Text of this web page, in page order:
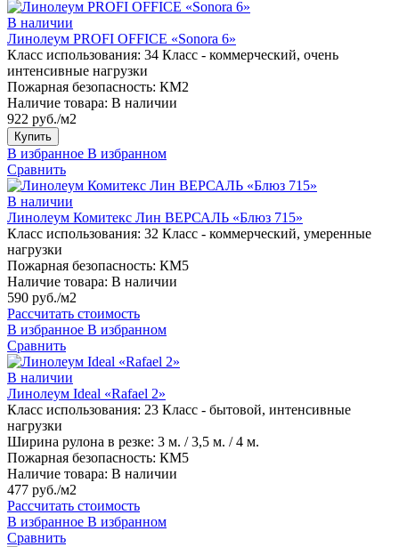
В наличии
Линолеум PROFI OFFICE «Sonora 6»
Класс использования: 34 Класс - коммерческий, очень
интенсивные нагрузки
Пожарная безопасность: КМ2
Наличие товара: В наличии
922 руб./м2
Купить
В избранное В избранном
Сравнить
В наличии
Линолеум Комитекс Лин ВЕРСАЛЬ «Блюз 715»
Класс использования: 32 Класс - коммерческий, умеренные
нагрузки
Пожарная безопасность: КМ5
Наличие товара: В наличии
590 руб./м2
Рассчитать стоимость
В избранное В избранном
Сравнить
В наличии
Линолеум Ideal «Rafael 2»
Класс использования: 23 Класс - бытовой, интенсивные
нагрузки
Ширина рулона в резке: 3 м. / 3,5 м. / 4 м.
Пожарная безопасность: КМ5
Наличие товара: В наличии
477 руб./м2
Рассчитать стоимость
В избранное В избранном
Сравнить